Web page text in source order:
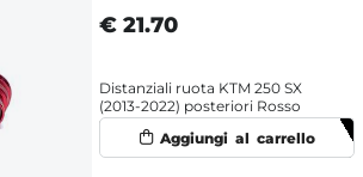
€ 21.70
Distanziali ruota KTM 250 SX
(2013-2022) posteriori Rosso